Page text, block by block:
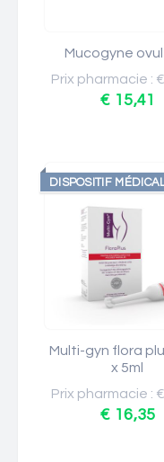
Mucogyne
Prix pharmacie :
€ 15,41
DISPOSITIF
Multi-gyn flora
x 5ml
Prix pharmacie :
€ 16,35